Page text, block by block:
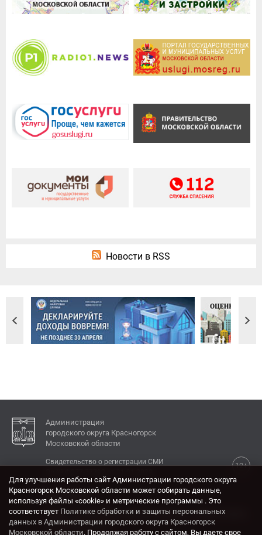
Новости в RSS
Администрация
городского округа Красногорск
Московской области
12+
Свидетельство о регистрации СМИ
КОНТАКТЫ
Адрес: 143404, Московская область, г. Красногорск,
ул. Ленина, дом 4.
Для улучшения работы сайт Администрации городского округа
Красногорск Московской области может собирать данные,
используя файлы «cookie» и метрические программы . Это
соответствует Политике обработки и защиты персональных
данных в Администрации городского округа Красногорск
Московской области. Продолжая работу с сайтом, Вы даете свое